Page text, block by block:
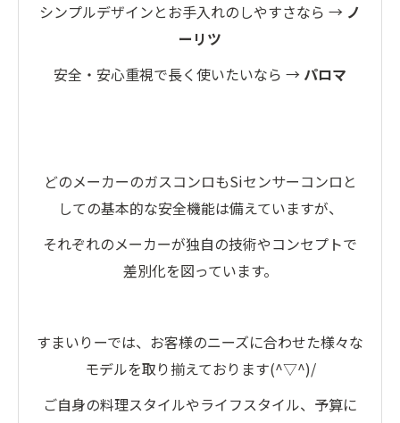
シンプルデザインとお手入れのしやすさなら → ノ
ーリツ
安全・安心重視で長く使いたいなら → パロマ
どのメーカーのガスコンロもSiセンサーコンロと
しての基本的な安全機能は備えていますが、
それぞれのメーカーが独自の技術やコンセプトで
差別化を図っています。
すまいりーでは、お客様のニーズに合わせた様々な
モデルを取り揃えております(^▽^)/
ご自身の料理スタイルやライフスタイル、予算に